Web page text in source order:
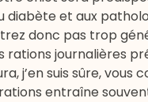
diabète et aux
donc pas trop
rations journalières
j’en suis sûre, vous
entraîne